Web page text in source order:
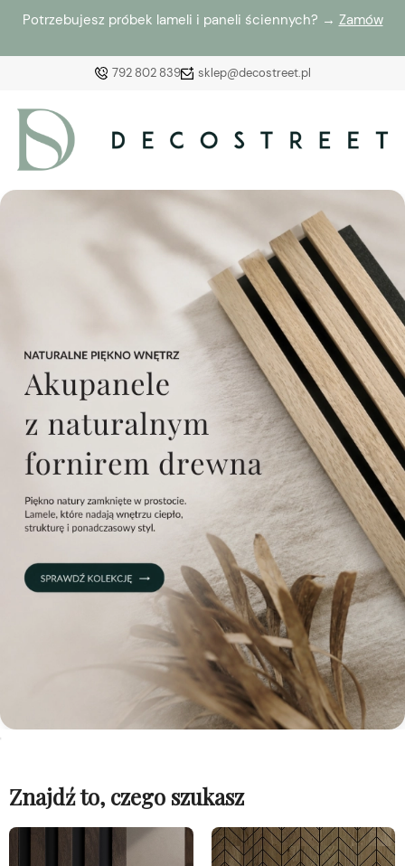
Potrzebujesz próbek lameli i paneli ściennych? → Zamów
792 802 839 sklep@decostreet.pl
Załóż konto
Wybierz coś dla siebie z naszej aktualnej oferty lub
zaloguj się, aby przywrócić dodane produkty do listy
z poprzedniej sesji.
Znajdź to, czego szukasz